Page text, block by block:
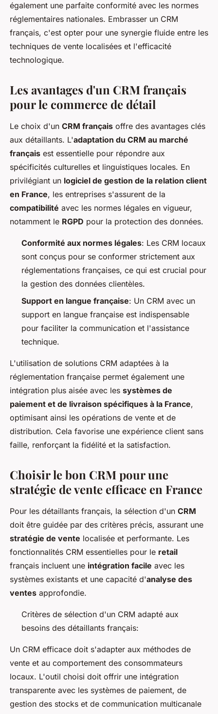
également une parfaite conformité avec les normes
réglementaires nationales. Embrasser un CRM
français, c'est opter pour une synergie fluide entre les
techniques de vente localisées et l'efficacité
technologique.
Les avantages d'un CRM français
pour le commerce de détail
Le choix d'un CRM français offre des avantages clés
aux détaillants. L'adaptation du CRM au marché
français est essentielle pour répondre aux
spécificités culturelles et linguistiques locales. En
privilégiant un logiciel de gestion de la relation client
en France, les entreprises s'assurent de la
compatibilité avec les normes légales en vigueur,
notamment le RGPD pour la protection des données.
Conformité aux normes légales: Les CRM locaux
sont conçus pour se conformer strictement aux
réglementations françaises, ce qui est crucial pour
la gestion des données clientèles.
Support en langue française: Un CRM avec un
support en langue française est indispensable
pour faciliter la communication et l'assistance
technique.
L'utilisation de solutions CRM adaptées à la
réglementation française permet également une
intégration plus aisée avec les systèmes de
paiement et de livraison spécifiques à la France,
optimisant ainsi les opérations de vente et de
distribution. Cela favorise une expérience client sans
faille, renforçant la fidélité et la satisfaction.
Choisir le bon CRM pour une
stratégie de vente efficace en France
Pour les détaillants français, la sélection d'un CRM
doit être guidée par des critères précis, assurant une
stratégie de vente localisée et performante. Les
fonctionnalités CRM essentielles pour le retail
français incluent une intégration facile avec les
systèmes existants et une capacité d'analyse des
ventes approfondie.
Critères de sélection d'un CRM adapté aux
besoins des détaillants français:
Un CRM efficace doit s'adapter aux méthodes de
vente et au comportement des consommateurs
locaux. L'outil choisi doit offrir une intégration
transparente avec les systèmes de paiement, de
gestion des stocks et de communication multicanale